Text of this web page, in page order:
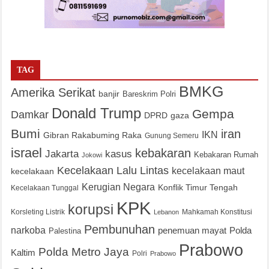
TAG
Amerika Serikat banjir Bareskrim Polri BMKG
Damkar Donald Trump DPRD gaza Gempa
Bumi Gibran Rakabuming Raka Gunung Semeru IKN iran
israel Jakarta Jokowi kasus kebakaran Kebakaran Rumah
kecelakaan Kecelakaan Lalu Lintas kecelakaan maut
Kecelakaan Tunggal Kerugian Negara Konflik Timur Tengah
Korsleting Listrik korupsi KPK Lebanon Mahkamah Konstitusi
narkoba Palestina Pembunuhan penemuan mayat Polda
Kaltim Polda Metro Jaya Polri Prabowo Prabowo